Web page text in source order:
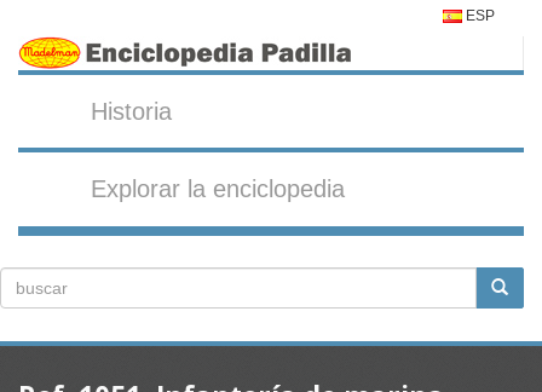
ESP
Historia
Explorar la enciclopedia